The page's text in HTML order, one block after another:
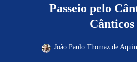
Passeio pelo
Cânticos
João Paulo Thomaz de